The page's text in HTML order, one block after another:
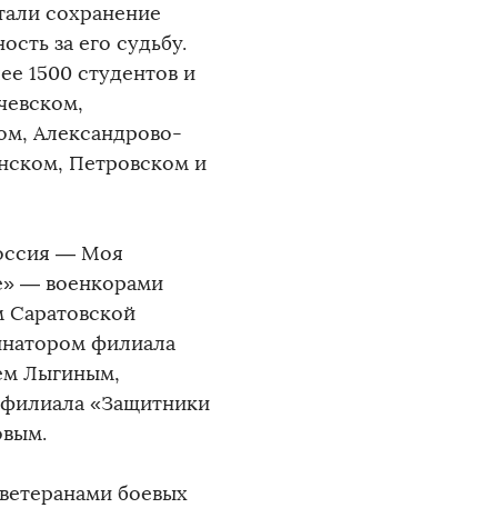
сохранение
за его судьбу.
1500 студентов и
Александрово-
Петровском и
— Моя
— военкорами
филиала
Лыгиным,
«Защитники
боевых